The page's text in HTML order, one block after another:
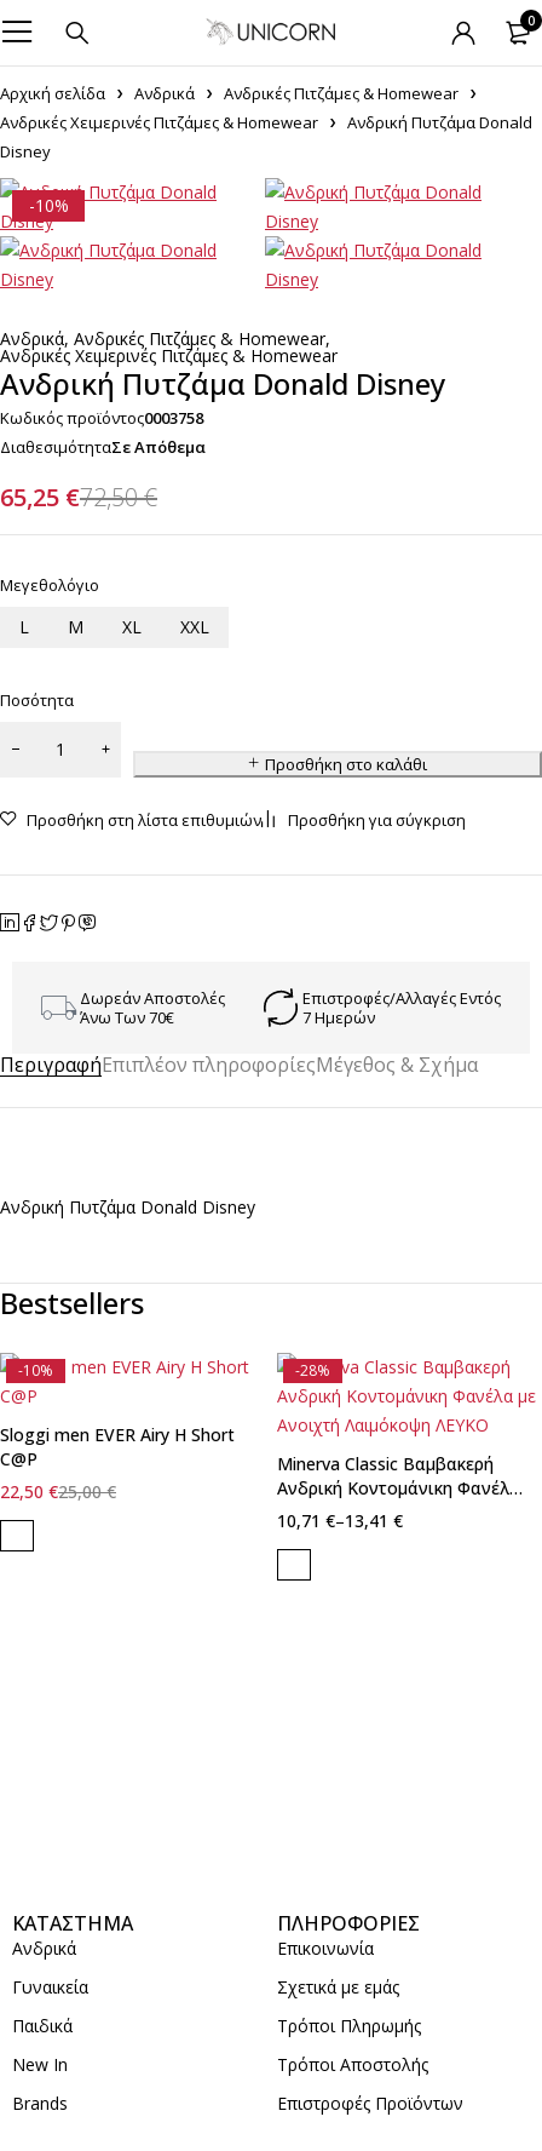
0
Αρχική σελίδα Ανδρικά
Ανδρικές Πιτζάμες & Homewear
Ανδρικές Χειμερινές Πιτζάμες & Homewear
Ανδρική Πυτζάμα Donald
Disney
-10%
Ανδρικά, Ανδρικές Πιτζάμες & Homewear,
Ανδρικές Χειμερινές Πιτζάμες & Homewear
Ανδρική Πυτζάμα Donald Disney
Κωδικός προϊόντος0003758
ΔιαθεσιμότηταΣε Απόθεμα
72,50€
65,25 €
Μεγεθολόγιο
L M XL XXL
Ποσότητα
Προσθήκη στο καλάθι
Προσθήκη στη λίστα επιθυμιών Προσθήκη για σύγκριση
Δωρεάν Αποστολές
Άνω Των 70€
Επιστροφές/Αλλαγές Εντός
7 Ημερών
ΠεριγραφήΕπιπλέον πληροφορίεςΜέγεθος & Σχήμα
Ανδρική Πυτζάμα Donald Disney
Bestsellers
-10%
Sloggi men EVER Airy H Short
C@P
25,00€
22,50 €
-28%
Minerva Classic Βαμβακερή
Ανδρική Κοντομάνικη Φανέλα
με Ανοιχτή Λαιμόκοψη ΛΕΥΚΟ
10,71 €–13,41 €
ΚΑΤΑΣΤΗΜΑ
Ανδρικά
Γυναικεία
Παιδικά
New In
Brands
ΠΛΗΡΟΦΟΡΙΕΣ
Επικοινωνία
Σχετικά με εμάς
Τρόποι Πληρωμής
Τρόποι Αποστολής
Επιστροφές Προϊόντων